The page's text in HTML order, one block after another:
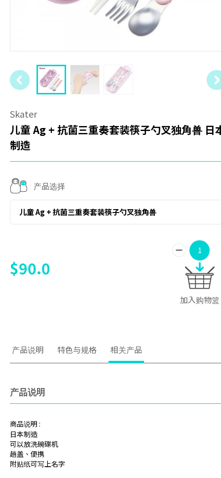
Skater
儿童 Ag + 抗菌三重奏套装筷子勺叉独角兽 日
制造
产品选择
儿童 Ag + 抗菌三重奏套装筷子勺叉独角兽
$90.0
加入购物篮
产品说明 特色与规格 相关产品
产品说明
商品说明 :
日本制造
可以放洗碗碟机
趟盖、便携
附贴纸可写上名字